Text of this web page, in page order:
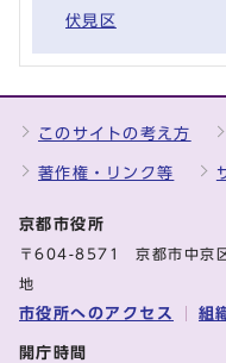
伏見区
このサイトの考え方
著作権・リンク等
京都市役所
〒604-8571 京都市中京区
地
市役所へのアクセス 組
開庁時間